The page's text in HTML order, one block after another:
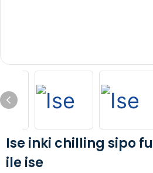
Ise inki chilling sipo
ile ise